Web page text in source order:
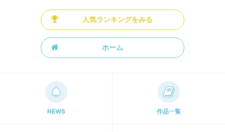
人気ランキングをみる
ホーム
NEWS 作品一覧